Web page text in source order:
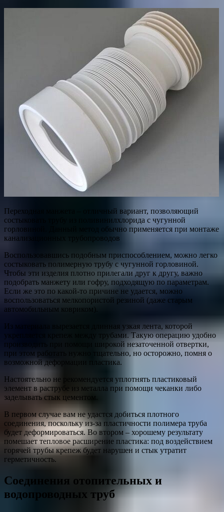
Переходная манжета – отличный вариант, позволяющий
состыковать трубу из поливинилхлорида с чугунной
горловиной. Данный метод обычно применяется при монтаже
канализационных трубопроводов
Воспользовавшись подобным приспособлением, можно легко
состыковать полимерную трубу с чугунной горловиной.
Чтобы эти изделия плотно прилегали друг к другу, важно
подобрать манжету или гофру, подходящую по параметрам.
Если же это по какой-то причине не удается, можно
воспользоваться мелкопористой резиной (даже старым
автомобильным ковриком).
Из материала вырезается длинная узкая лента, которой
укрепляется крепеж между трубами. Такую операцию удобно
производить при помощи широкой незаточенной отвертки,
при этом работать нужно тщательно, но осторожно, помня о
возможной деформации пластика.
Настоятельно не рекомендуется уплотнять пластиковый
элемент в раструбе из металла при помощи чеканки либо
заделывать стык цементом.
В первом случае вам не удастся добиться плотного
соединения, поскольку из-за пластичности полимера труба
будет деформироваться. Во втором – хорошему результату
помешает тепловое расширение пластика: под воздействием
горячей трубы крепеж будет нарушен и стык утратит
герметичность.
Соединения отопительных и
водопроводных труб